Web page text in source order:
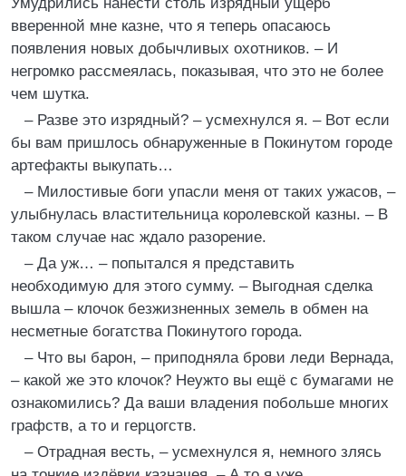
вверенной мне казне, что я теперь опасаюсь
появления новых добычливых охотников. – И
негромко рассмеялась, показывая, что это не более
чем шутка.
– Разве это изрядный? – усмехнулся я. – Вот если
бы вам пришлось обнаруженные в Покинутом городе
артефакты выкупать…
– Милостивые боги упасли меня от таких ужасов, –
улыбнулась властительница королевской казны. – В
таком случае нас ждало разорение.
– Да уж… – попытался я представить
необходимую для этого сумму. – Выгодная сделка
вышла – клочок безжизненных земель в обмен на
несметные богатства Покинутого города.
– Что вы барон, – приподняла брови леди Вернада,
– какой же это клочок? Неужто вы ещё с бумагами не
ознакомились? Да ваши владения побольше многих
графств, а то и герцогств.
– Отрадная весть, – усмехнулся я, немного злясь